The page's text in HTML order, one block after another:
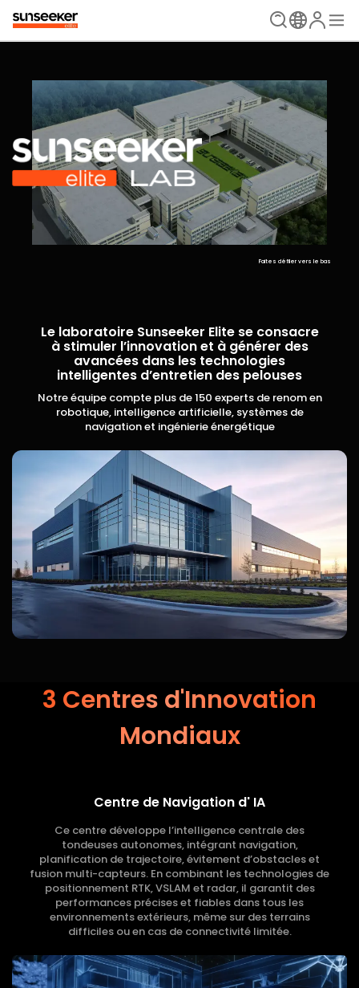
Faites défiler vers le bas
Le laboratoire Sunseeker Elite se consacre
à stimuler l’innovation et à générer des
avancées dans les technologies
intelligentes d’entretien des pelouses
Notre équipe compte plus de 150 experts de renom en
robotique, intelligence artificielle, systèmes de
navigation et ingénierie énergétique
3 Centres d'Innovation
Mondiaux
Centre de Navigation d' IA
Ce centre développe l’intelligence centrale des
tondeuses autonomes, intégrant navigation,
planification de trajectoire, évitement d’obstacles et
fusion multi-capteurs. En combinant les technologies de
positionnement RTK, VSLAM et radar, il garantit des
performances précises et fiables dans tous les
environnements extérieurs, même sur des terrains
difficiles ou en cas de connectivité limitée.